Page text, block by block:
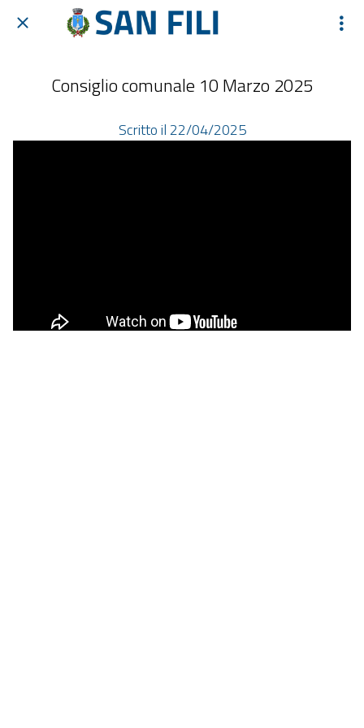
Consiglio comunale 10 Marzo 2025
Scritto il 22/04/2025